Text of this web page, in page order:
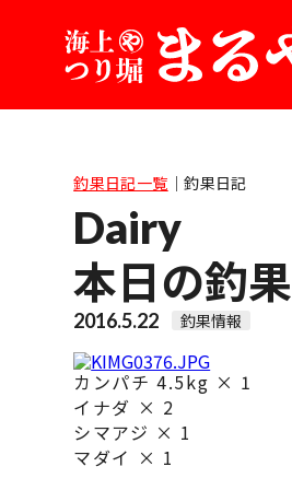
釣果日記一覧 ｜釣果日記
Dairy
本日の釣果
2016.5.22 釣果情報
カンパチ 4.5kg × 1
イナダ × 2
シマアジ × 1
マダイ × 1